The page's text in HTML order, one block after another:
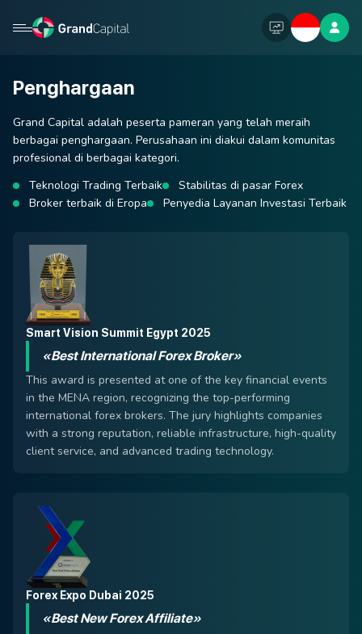
Penghargaan
Grand Capital adalah peserta pameran yang telah meraih
berbagai penghargaan. Perusahaan ini diakui dalam komunitas
profesional di berbagai kategori.
Teknologi Trading Terbaik
Stabilitas di pasar Forex
Broker terbaik di Eropa
Penyedia Layanan Investasi Terbaik
Smart Vision Summit Egypt 2025
«Best International Forex Broker»
This award is presented at one of the key financial events
in the MENA region, recognizing the top-performing
international forex brokers. The jury highlights companies
with a strong reputation, reliable infrastructure, high-quality
client service, and advanced trading technology.
Forex Expo Dubai 2025
«Best New Forex Affiliate»